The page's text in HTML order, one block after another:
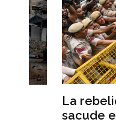
La rebelión
sacude el sur